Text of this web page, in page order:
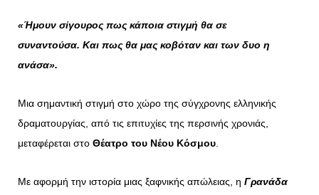
«Ήμουν σίγουρος πως κάποια στιγμή θα σε
συναντούσα. Και πως θα μας κοβόταν και των δυο η
ανάσα».
Μια σημαντική στιγμή στο χώρο της σύγχρονης ελληνικής
δραματουργίας, από τις επιτυχίες της περσινής χρονιάς,
μεταφέρεται στο Θέατρο του Νέου Κόσμου.
Με αφορμή την ιστορία μιας ξαφνικής απώλειας, η Γρανάδα